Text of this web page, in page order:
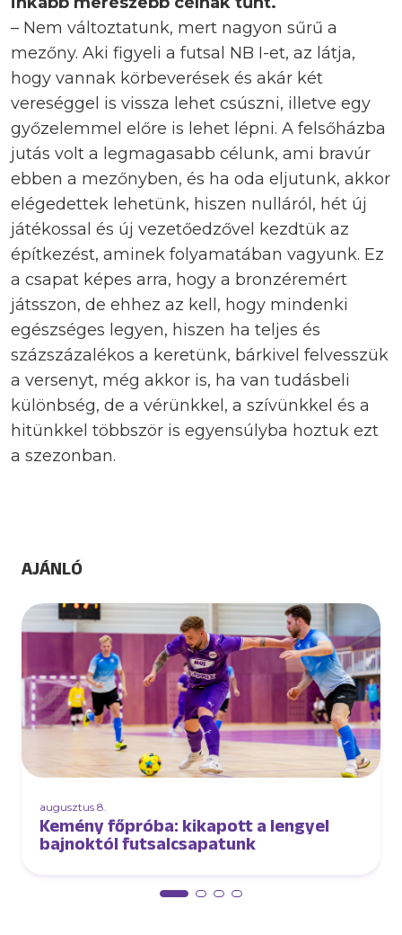
– Nem változtatunk, mert nagyon sűrű a
mezőny. Aki figyeli a futsal NB I-et, az látja,
hogy vannak körbeverések és akár két
vereséggel is vissza lehet csúszni, illetve egy
győzelemmel előre is lehet lépni. A felsőházba
jutás volt a legmagasabb célunk, ami bravúr
ebben a mezőnyben, és ha oda eljutunk, akkor
elégedettek lehetünk, hiszen nulláról, hét új
játékossal és új vezetőedzővel kezdtük az
építkezést, aminek folyamatában vagyunk. Ez
a csapat képes arra, hogy a bronzéremért
játsszon, de ehhez az kell, hogy mindenki
egészséges legyen, hiszen ha teljes és
százszázalékos a keretünk, bárkivel felvesszük
a versenyt, még akkor is, ha van tudásbeli
különbség, de a vérünkkel, a szívünkkel és a
hitünkkel többször is egyensúlyba hoztuk ezt
a szezonban.
AJÁNLÓ
augusztus 8.
Kemény főpróba: kikapott a lengyel
bajnoktól futsalcsapatunk